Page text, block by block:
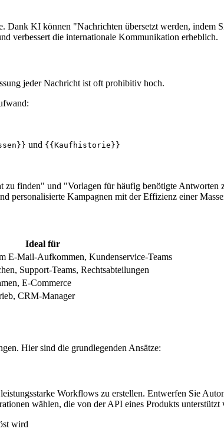
Dank KI können "Nachrichten übersetzt werden, indem
verbessert die internationale Kommunikation erheblich.
jeder Nachricht ist oft prohibitiv hoch.
und {{Kaufhistorie}}
finden" und "Vorlagen für häufig benötigte Antworten
personalisierte Kampagnen mit der Effizienz einer
Ideal für
E-Mail-Aufkommen, Kundenservice-Teams
Support-Teams, Rechtsabteilungen
E-Commerce
CRM-Manager
Hier sind die grundlegenden Ansätze:
Workflows zu erstellen. Entwerfen Sie
wählen, die von der API eines Produkts unterstützt
wird